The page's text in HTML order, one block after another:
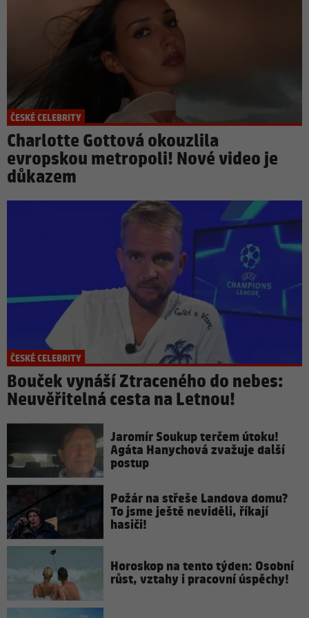
ČESKÉ CELEBRITY
Charlotte Gottová okouzlila
evropskou metropoli! Nové video je
důkazem
ČESKÉ CELEBRITY
Bouček vynáší Ztraceného do nebes:
Neuvěřitelná cesta na Letnou!
Jaromír Soukup terčem útoku!
Agáta Hanychová zvažuje další
postup
Požár na střeše Landova domu?
To jsme ještě neviděli, říkají
hasiči!
Horoskop na tento týden: Osobní
růst, vztahy i pracovní úspěchy!